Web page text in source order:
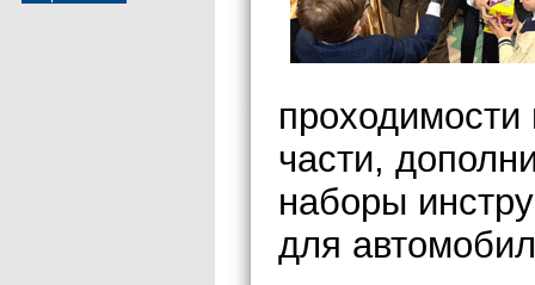
части,
наборы
для